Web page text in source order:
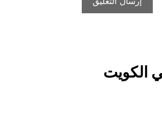
الكويت